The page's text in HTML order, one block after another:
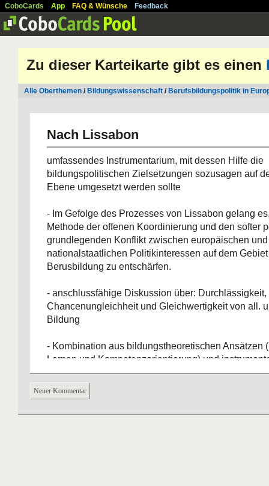
CoboCards App FAQ & Wünsche Feedback
Zu dieser Karteikarte gibt es einen
Alle Oberthemen / Bildungswissenschaft / Berufsbildungspolitik in
Nach Lissabon
umfassendes Instrumentarium, mit dessen Hilfe die
bildungspolitischen Zielsetzungen sozusagen auf
Ebene umgesetzt werden sollte
- Im Gefolge des Prozesses von Lissabon gelang
Methode der offenen Koordinierung und den softer
grundlegenden Konflikt zwischen europäischen und
nationalstaatlichen Politikinteressen auf dem
Berusbildung zu entschärfen.
- anschlussfähige Diskussion über: Durchlässigkeit,
Chancenungleichheit und Gleichwertigkeit von all.
Bildung
- Kombination aus bildungstheoretischen Ansätzen
Lernen und Kompetenzorientierung) und
Strukturanweisungen zur Architektur des Systems
zur Realisierung bildungspolitischer Ziele statt
Alleingänge
Neuer Kommentar